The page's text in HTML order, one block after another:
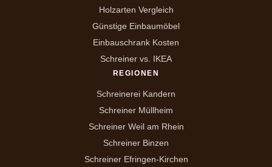
Holzarten Vergleich
Günstige Einbaumöbel
Einbauschrank Kosten
Schreiner vs. IKEA
REGIONEN
Schreinerei Kandern
Schreiner Müllheim
Schreiner Weil am Rhein
Schreiner Binzen
Schreiner Efringen-Kirchen